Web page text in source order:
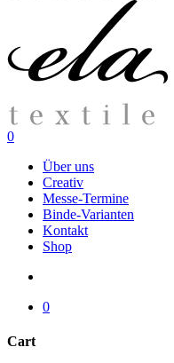
search
0
Über uns
Creativ
Messe-Termine
Binde-Varianten
Kontakt
Shop
0
Cart